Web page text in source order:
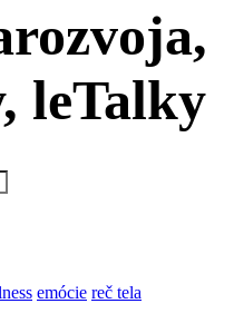
leTalky
emócie reč tela